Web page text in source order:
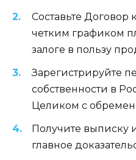
Составьте
четким графиком
залоге в пользу
Зарегистрируйте
собственности в
Целиком с
Получите выписку
главное